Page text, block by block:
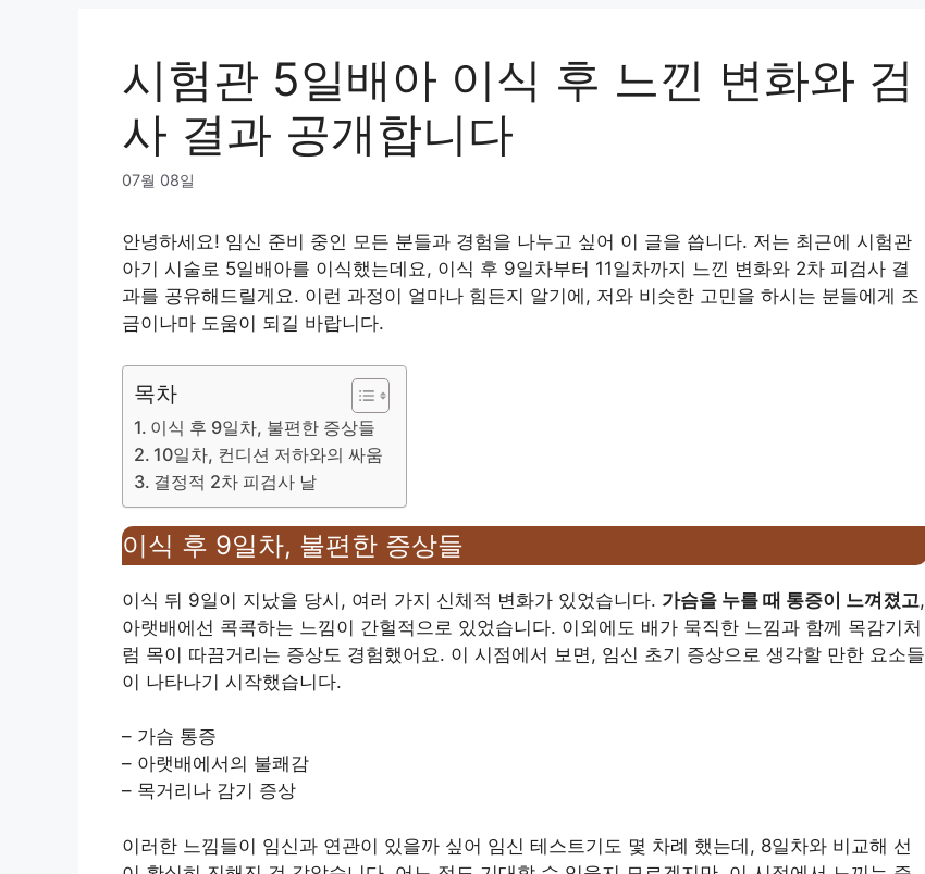
시험관 5일배아 이식 후 느낀 변화와 검
사 결과 공개합니다
07월 08일
안녕하세요! 임신 준비 중인 모든 분들과 경험을 나누고 싶어 이 글을 씁니다. 저는 최근에 시험관
아기 시술로 5일배아를 이식했는데요, 이식 후 9일차부터 11일차까지 느낀 변화와 2차 피검사 결
과를 공유해드릴게요. 이런 과정이 얼마나 힘든지 알기에, 저와 비슷한 고민을 하시는 분들에게 조
금이나마 도움이 되길 바랍니다.
목차
이식 후 9일차, 불편한 증상들
10일차, 컨디션 저하와의 싸움
결정적 2차 피검사 날
이식 후 9일차, 불편한 증상들
이식 뒤 9일이 지났을 당시, 여러 가지 신체적 변화가 있었습니다. 가슴을 누를 때 통증이 느껴졌고,
아랫배에선 콕콕하는 느낌이 간헐적으로 있었습니다. 이외에도 배가 묵직한 느낌과 함께 목감기처
럼 목이 따끔거리는 증상도 경험했어요. 이 시점에서 보면, 임신 초기 증상으로 생각할 만한 요소들
이 나타나기 시작했습니다.
– 가슴 통증
– 아랫배에서의 불쾌감
– 목거리나 감기 증상
이러한 느낌들이 임신과 연관이 있을까 싶어 임신 테스트기도 몇 차례 했는데, 8일차와 비교해 선